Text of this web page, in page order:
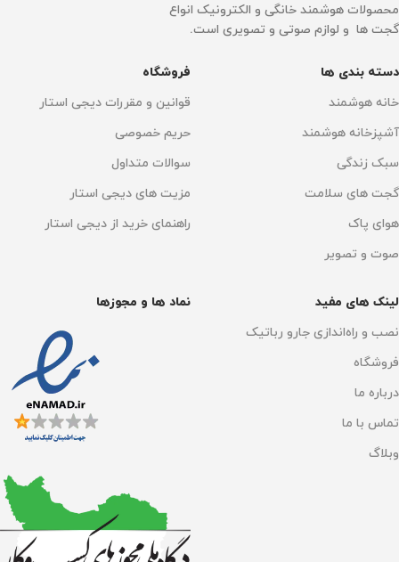
محصولات هوشمند خانگی و الکترونیک انواع
گجت ها و لوازم صوتی و تصویری است.
دسته بندی ها
خانه هوشمند
آشپزخانه هوشمند
سبک زندگی
گجت های سلامت
هوای پاک
صوت و تصویر
فروشگاه
قوانین و مقررات دیجی استار
حریم خصوصی
سوالات متداول
مزیت های دیجی استار
راهنمای خرید از دیجی استار
لینک های مفید
نصب و راه‌اندازی جارو رباتیک
فروشگاه
درباره ما
تماس با ما
وبلاگ
نماد ها و مجوزها